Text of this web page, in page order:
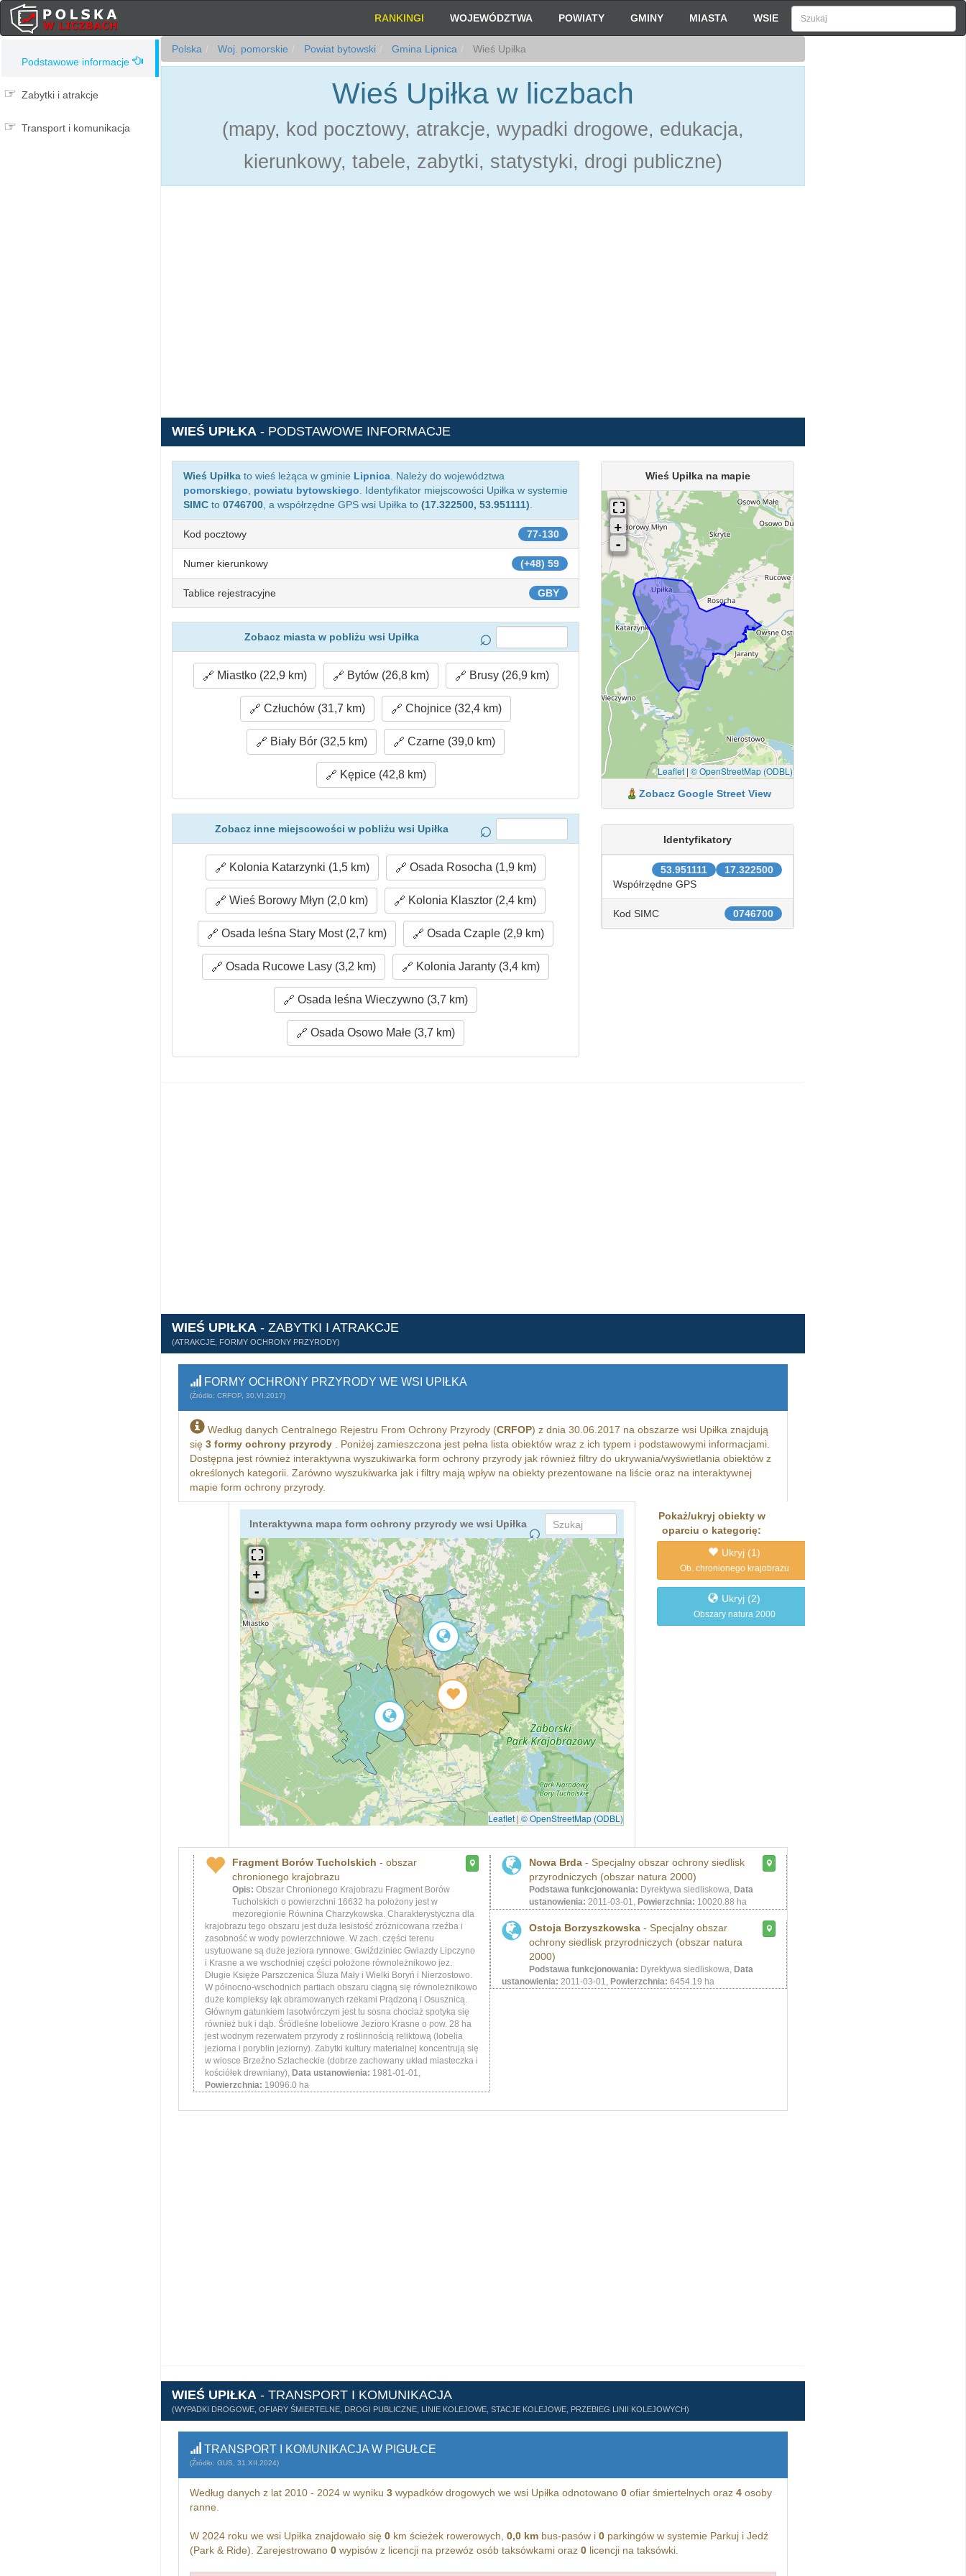
RANKINGI WOJEWÓDZTWA POWIATY GMINY MIASTA WSIE
Podstawowe informacje
Zabytki i atrakcje
Transport i komunikacja
Polska Woj. pomorskie Powiat bytowski Gmina Lipnica Wieś Upiłka
Wieś Upiłka w liczbach
(mapy, kod pocztowy, atrakcje, wypadki drogowe, edukacja,
kierunkowy, tabele, zabytki, statystyki, drogi publiczne)
WIEŚ UPIŁKA - PODSTAWOWE INFORMACJE
Wieś Upiłka to wieś leżąca w gminie Lipnica . Należy do województwa
pomorskiego
powiatu bytowskiego . Identyfikator miejscowości Upiłka w systemie
SIMC to 0746700 , a współrzędne GPS wsi Upiłka to (17.322500, 53.951111)
77-130
Kod pocztowy
(+48) 59
Numer kierunkowy
GBY
Tablice rejestracyjne
Zobacz miasta w pobliżu wsi Upiłka
Miastko (22,9 km) Bytów (26,8 km) Brusy (26,9 km)
Człuchów (31,7 km) Chojnice (32,4 km)
Biały Bór (32,5 km) Czarne (39,0 km)
Kępice (42,8 km)
Zobacz inne miejscowości w pobliżu wsi Upiłka
Kolonia Katarzynki (1,5 km) Osada Rosocha (1,9 km)
Wieś Borowy Młyn (2,0 km) Kolonia Klasztor (2,4 km)
Osada leśna Stary Most (2,7 km) Osada Czaple (2,9 km)
Osada Rucowe Lasy (3,2 km) Kolonia Jaranty (3,4 km)
Osada leśna Wieczywno (3,7 km)
Osada Osowo Małe (3,7 km)
Wieś Upiłka na mapie
Leaflet| © OpenStreetMap (ODBL)
Zobacz Google Street View
Identyfikatory
17.322500
53.951111
Współrzędne GPS
0746700
Kod SIMC
WIEŚ UPIŁKA - ZABYTKI I ATRAKCJE
(ATRAKCJE, FORMY OCHRONY PRZYRODY)
FORMY OCHRONY PRZYRODY WE WSI UPIŁKA
(Źródło: CRFOP, 30.VI.2017)
Według danych Centralnego Rejestru From Ochrony Przyrody (CRFOP) z dnia 30.06.2017 na obszarze wsi Upiłka znajdują
się 3 formy ochrony przyrody
. Poniżej zamieszczona jest pełna lista obiektów wraz z ich typem i podstawowymi informacjami.
Dostępna jest również interaktywna wyszukiwarka form ochrony przyrody jak również filtry do ukrywania/wyświetlania obiektów z
określonych kategorii. Zarówno wyszukiwarka jak i filtry mają wpływ na obiekty prezentowane na liście oraz na interaktywnej
mapie form ochrony przyrody.
Pokaż/ukryj obiekty w
oparciu o kategorię:
Ukryj (1)
Ob. chronionego krajobrazu
Ukryj (2)
Obszary natura 2000
Interaktywna mapa form ochrony przyrody we wsi Upiłka
Leaflet |© OpenStreetMap (ODBL)
Fragment Borów Tucholskich - obszar
chronionego krajobrazu
Opis: Obszar Chronionego Krajobrazu Fragment Borów
Tucholskich o powierzchni 16632 ha położony jest w
mezoregionie Równina Charzykowska. Charakterystyczna dla
krajobrazu tego obszaru jest duża lesistość zróżnicowana rzeźba i
zasobność w wody powierzchniowe. W zach. części terenu
usytuowane są duże jeziora rynnowe: Gwiździniec Gwiazdy Lipczyno
i Krasne a we wschodniej części położone równoleżnikowo jez.
Długie Księże Parszczenica Śluza Mały i Wielki Boryń i Nierzostowo.
W północno-wschodnich partiach obszaru ciągną się równoleżnikowo
duże kompleksy łąk obramowanych rzekami Prądzoną i Osusznicą.
Głównym gatunkiem lasotwórczym jest tu sosna chociaż spotyka się
również buk i dąb. Śródleśne lobeliowe Jezioro Krasne o pow. 28 ha
jest wodnym rezerwatem przyrody z roślinnością reliktową (lobelia
jeziorna i poryblin jeziorny). Zabytki kultury materialnej koncentrują się
w wiosce Brzeźno Szlacheckie (dobrze zachowany układ miasteczka i
kościółek drewniany), Data ustanowienia: 1981-01-01,
Powierzchnia: 19096.0 ha
Nowa Brda- Specjalny obszar ochrony siedlisk
przyrodniczych (obszar natura 2000)
Podstawa funkcjonowania: Dyrektywa siedliskowa, Data
ustanowienia: 2011-03-01, Powierzchnia: 10020.88 ha
Ostoja Borzyszkowska- Specjalny obszar
ochrony siedlisk przyrodniczych (obszar natura
2000)
Podstawa funkcjonowania: Dyrektywa siedliskowa, Data
ustanowienia: 2011-03-01, Powierzchnia: 6454.19 ha
WIEŚ UPIŁKA - TRANSPORT I KOMUNIKACJA
(WYPADKI DROGOWE, OFIARY ŚMIERTELNE, DROGI PUBLICZNE, LINIE KOLEJOWE, STACJE KOLEJOWE, PRZEBIEG LINII KOLEJOWYCH)
TRANSPORT I KOMUNIKACJA W PIGUŁCE
(Źródło: GUS, 31.XII.2024)
Według danych z lat 2010 - 2024 w wyniku 3wypadków drogowych we wsi Upiłka odnotowano 0ofiar śmiertelnych oraz 4osoby
ranne.
W 2024 roku we wsi Upiłka znajdowało się 0km ścieżek rowerowych, 0,0 kmbus-pasów i 0parkingów w systemie Parkuj i Jedź
(Park & Ride). Zarejestrowano 0wypisów z licencji na przewóz osób taksówkami oraz 0licencji na taksówki.